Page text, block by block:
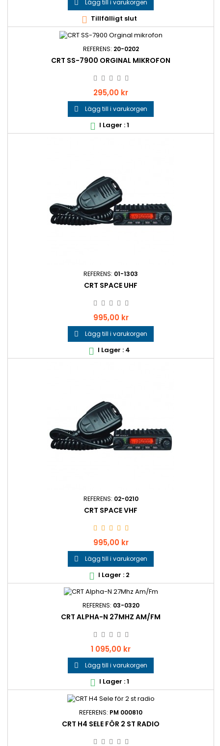
Lägg till i varukorgen
 Tillfälligt slut
REFERENS: 20-0202
CRT SS-7900 ORGINAL MIKROFON
Pris
295,00 kr
 Lägg till i varukorgen
 I Lager : 1
REFERENS: 01-1303
CRT SPACE UHF
Pris
995,00 kr
 Lägg till i varukorgen
 I Lager : 4
REFERENS: 02-0210
CRT SPACE VHF
Pris
995,00 kr
 Lägg till i varukorgen
 I Lager : 2
REFERENS: 03-0320
CRT ALPHA-N 27MHZ AM/FM
Pris
1 095,00 kr
 Lägg till i varukorgen
 I Lager : 1
REFERENS: PM 000810
CRT H4 SELE FÖR 2 ST RADIO